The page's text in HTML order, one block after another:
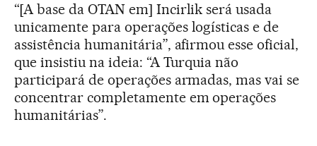
“[A base da OTAN em] Incirlik será usada
unicamente para operações logísticas e de
assistência humanitária”, afirmou esse oficial,
que insistiu na ideia: “A Turquia não
participará de operações armadas, mas vai se
concentrar completamente em operações
humanitárias”.